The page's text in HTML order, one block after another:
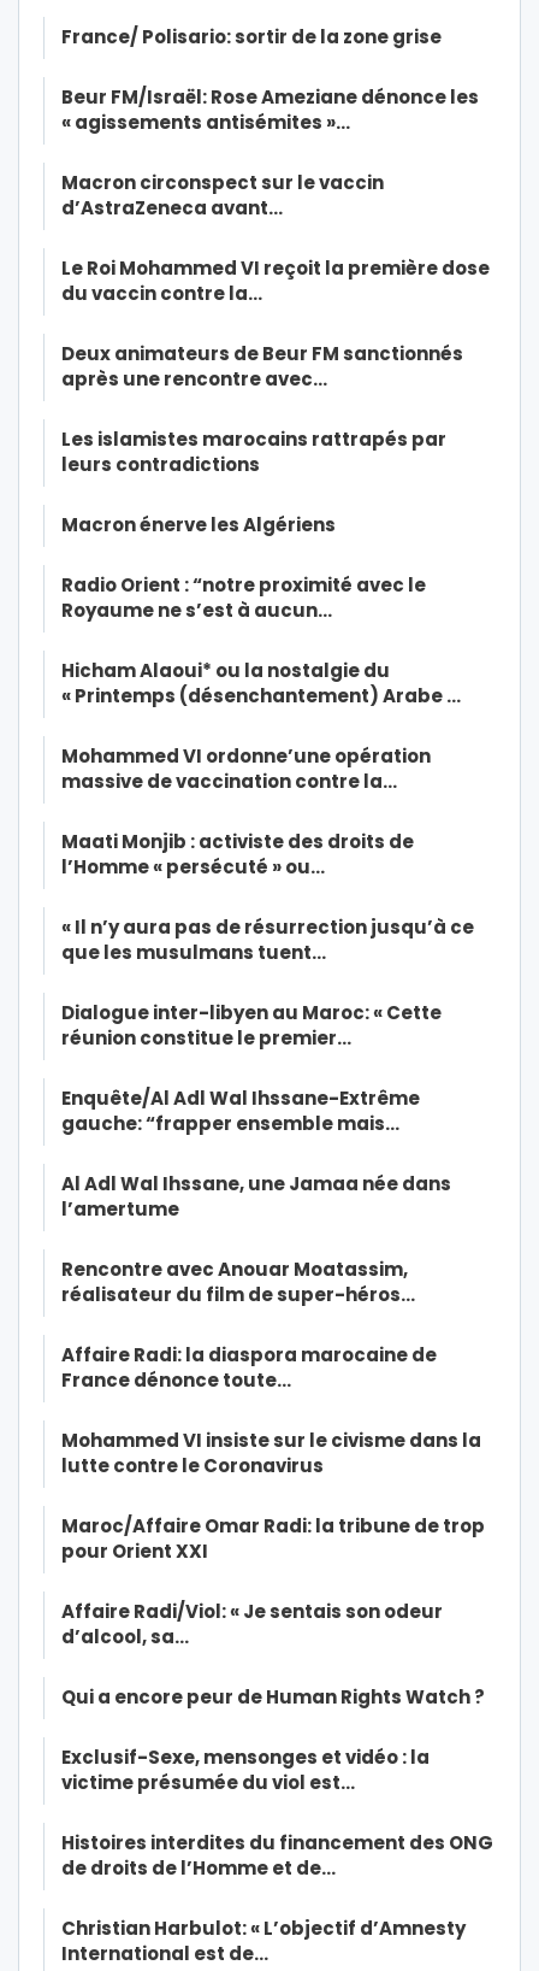
France/ Polisario: sortir de la zone grise
Beur FM/Israël: Rose Ameziane dénonce les
« agissements antisémites »…
Macron circonspect sur le vaccin
d’AstraZeneca avant…
Le Roi Mohammed VI reçoit la première dose
du vaccin contre la…
Deux animateurs de Beur FM sanctionnés
après une rencontre avec…
Les islamistes marocains rattrapés par
leurs contradictions
Macron énerve les Algériens
Radio Orient : “notre proximité avec le
Royaume ne s’est à aucun…
Hicham Alaoui* ou la nostalgie du
« Printemps (désenchantement) Arabe …
Mohammed VI ordonne’une opération
massive de vaccination contre la…
Maati Monjib : activiste des droits de
l’Homme « persécuté » ou…
« Il n’y aura pas de résurrection jusqu’à ce
que les musulmans tuent…
Dialogue inter-libyen au Maroc: « Cette
réunion constitue le premier…
Enquête/Al Adl Wal Ihssane-Extrême
gauche: “frapper ensemble mais…
Al Adl Wal Ihssane, une Jamaa née dans
l’amertume
Rencontre avec Anouar Moatassim,
réalisateur du film de super-héros…
Affaire Radi: la diaspora marocaine de
France dénonce toute…
Mohammed VI insiste sur le civisme dans la
lutte contre le Coronavirus
Maroc/Affaire Omar Radi: la tribune de trop
pour Orient XXI
Affaire Radi/Viol: « Je sentais son odeur
d’alcool, sa…
Qui a encore peur de Human Rights Watch ?
Exclusif-Sexe, mensonges et vidéo : la
victime présumée du viol est…
Histoires interdites du financement des ONG
de droits de l’Homme et de…
Christian Harbulot: « L’objectif d’Amnesty
International est de…